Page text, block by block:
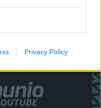
Privacy Policy
¡gratis!